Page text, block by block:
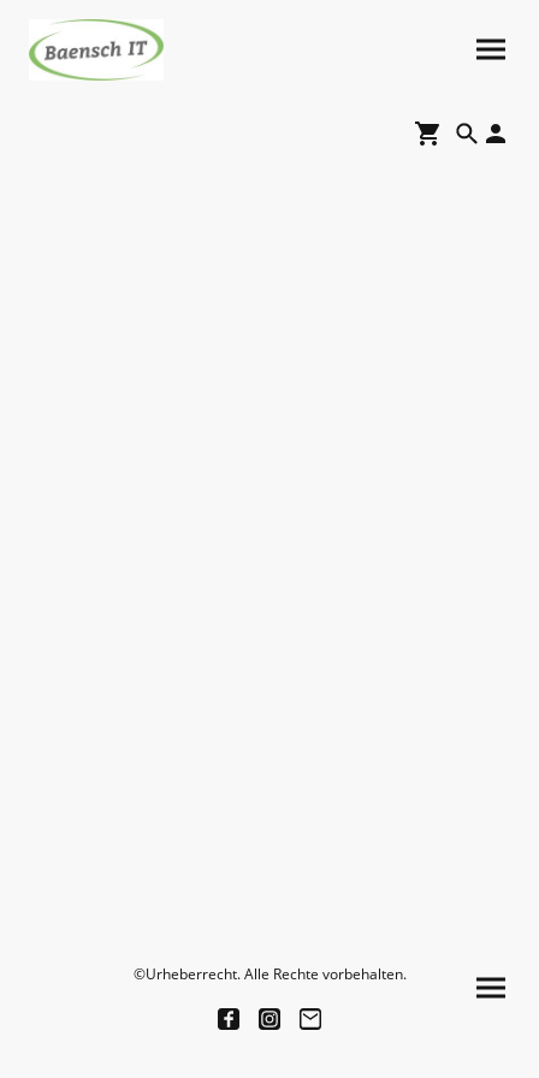
©Urheberrecht. Alle Rechte vorbehalten.